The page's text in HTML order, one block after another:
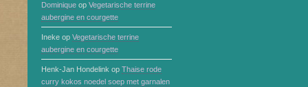
Dominique op Vegetarische terrine
aubergine en courgette
Ineke op Vegetarische terrine
aubergine en courgette
Henk-Jan Hondelink op Thaise rode
curry kokos noedel soep met garnalen